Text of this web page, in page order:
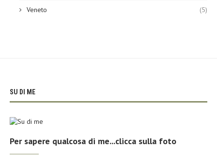
Veneto (5)
SU DI ME
Per sapere qualcosa di me...clicca sulla foto